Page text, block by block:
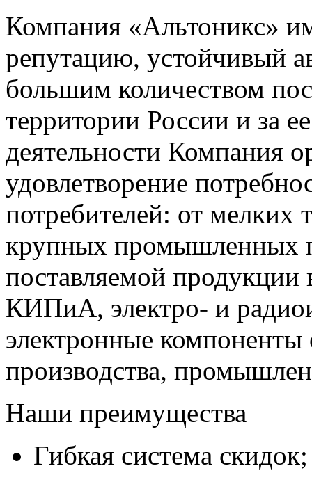
Компания «Альтоникс»
репутацию, устойчивый
большим количеством
территории России и за
деятельности Компания
удовлетворение
потребителей: от мелких
крупных промышленных
поставляемой продукции
КИПиА, электро- и
электронные компоненты
производства,
Наши преимущества
Гибкая система скидок;